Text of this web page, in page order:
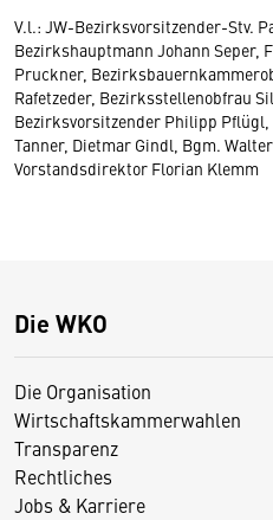
V.l.: JW-Bezirksvorsitzender-Stv.
Bezirkshauptmann Johann Seper,
Pruckner,
Rafetzeder, Bezirksstellenobfrau
Bezirksvorsitzender Philipp
Tanner, Dietmar Gindl, Bgm.
Vorstandsdirektor Florian Klemm
Die WKO
Die Organisation
Wirtschaftskammerwahlen
Transparenz
Rechtliches
Jobs & Karriere